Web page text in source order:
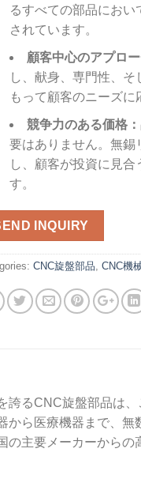
るすべての部品にお
されています。
顧客中心のアプロ
し、献身、専門性、
もって顧客のニーズに
競争力のある価格：
要はありません。無錫
し、顧客が投資に見合
す。
INQUIRY
CNC旋盤部品 CNC機
るCNC旋盤部品は
ら医療機器まで、無
主要メーカーから